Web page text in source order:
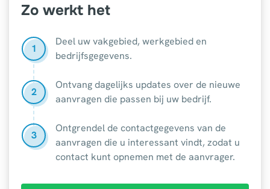
Zo werkt het
1
Deel uw vakgebied, werkgebied en
bedrijfsgegevens.
2
Ontvang dagelijks updates over de nieuwe
aanvragen die passen bij uw bedrijf.
3
Ontgrendel de contactgegevens van de
aanvragen die u interessant vindt, zodat u
contact kunt opnemen met de aanvrager.